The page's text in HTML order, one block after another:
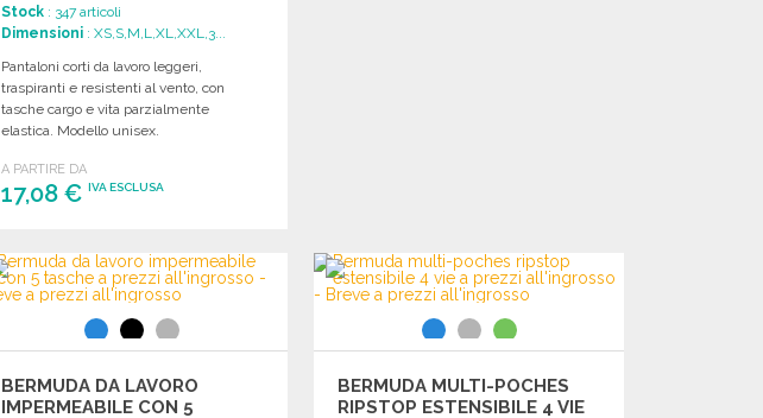
Stock : 347 articoli
Dimensioni : XS,S,M,L,XL,XXL,3...
Pantaloni corti da lavoro leggeri,
traspiranti e resistenti al vento, con
tasche cargo e vita parzialmente
elastica. Modello unisex.
A PARTIRE DA
17,08 €IVA ESCLUSA
Richiedi un preventivo
BERMUDA DA LAVORO
IMPERMEABILE CON 5
BERMUDA MULTI-POCHES
RIPSTOP ESTENSIBILE 4 VIE